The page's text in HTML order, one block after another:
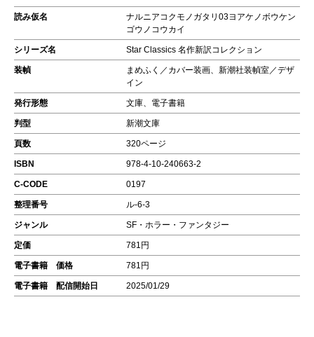
読み仮名
ナルニアコクモノガタリ03ヨアケノボウケン
ゴウノコウカイ
シリーズ名 Star Classics 名作新訳コレクション
装幀
まめふく／カバー装画、新潮社装幀室／デザ
イン
発行形態 文庫、電子書籍
判型 新潮文庫
頁数 320ページ
ISBN 978-4-10-240663-2
C-CODE 0197
整理番号 ル-6-3
ジャンル SF・ホラー・ファンタジー
定価 781円
電子書籍 価格 781円
電子書籍 配信開始日 2025/01/29